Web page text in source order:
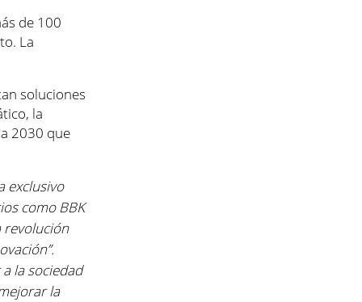
de 100
La
soluciones
la
2030 que
exclusivo
como BBK
revolución
la sociedad
la